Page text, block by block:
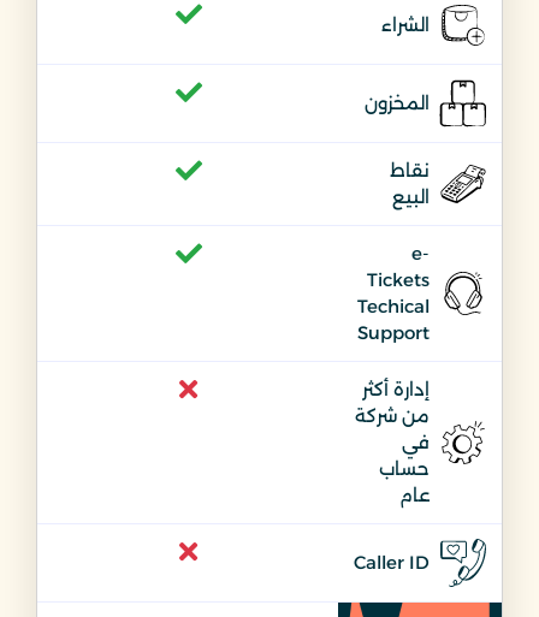
الشراء
المخزون
نقاط
البيع
e-
Tickets
Techical
Support
إدارة أكثر
من شركة
في
حساب
عام
Caller ID